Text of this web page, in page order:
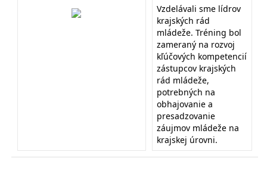
Vzdelávali sme lídrov
krajských rád
mládeže. Tréning bol
zameraný na rozvoj
kľúčových kompetencií
zástupcov krajských
rád mládeže,
potrebných na
obhajovanie a
presadzovanie
záujmov mládeže na
krajskej úrovni.